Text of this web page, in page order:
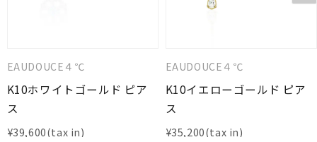
EAUDOUCE４℃
K10ホワイトゴールド ピア
ス
¥39,600
EAUDOUCE４℃
K10イエローゴールド ピア
ス
¥35,200